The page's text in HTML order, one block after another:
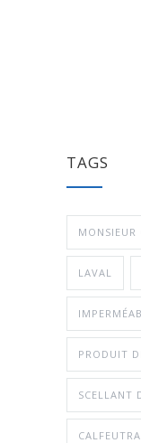
TAGS
MONSIEUR
LAVAL
PRODUIT
SCELLANT